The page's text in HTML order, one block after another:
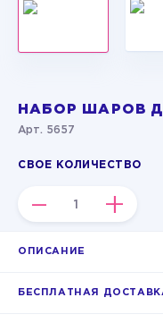
НАБОР ШАРОВ
Арт. 5657
СВОЕ КОЛИЧЕСТВО
– +
ОПИСАНИЕ
БЕСПЛАТНАЯ